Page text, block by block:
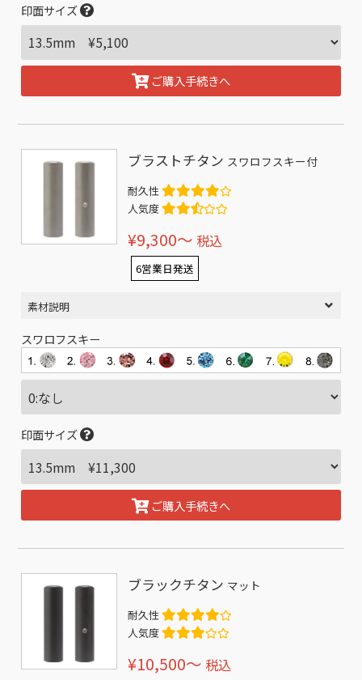
印面サイズ
ご購入手続きへ
ブラストチタン スワロフスキー付
耐久性
人気度
¥9,300〜 税込
6営業日発送
素材説明
スワロフスキー
印面サイズ
ご購入手続きへ
ブラックチタン マット
耐久性
人気度
¥10,500〜 税込